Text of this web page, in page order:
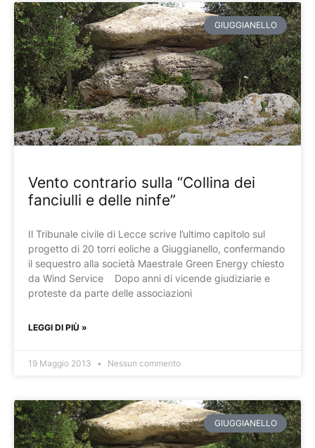
GIUGGIANELLO
Vento contrario sulla “Collina dei
fanciulli e delle ninfe”
Il Tribunale civile di Lecce scrive l’ultimo capitolo sul
progetto di 20 torri eoliche a Giuggianello, confermando
il sequestro alla società Maestrale Green Energy chiesto
da Wind Service Dopo anni di vicende giudiziarie e
proteste da parte delle associazioni
LEGGI DI PIÙ »
19 Maggio 2013 Nessun commento
GIUGGIANELLO